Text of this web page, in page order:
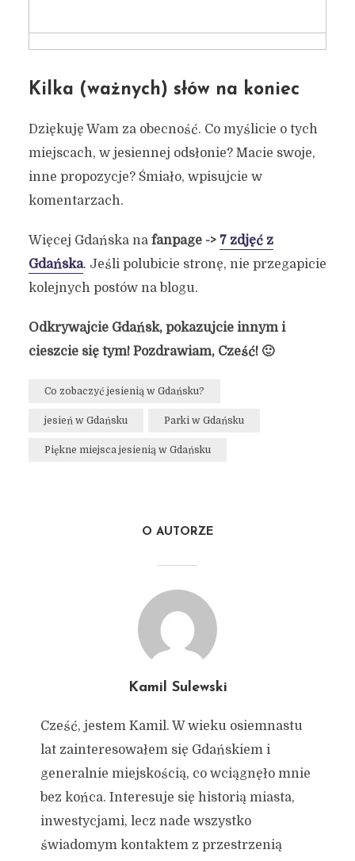
Kilka (ważnych) słów na koniec
Dziękuję Wam za obecność. Co myślicie o tych
miejscach, w jesiennej odsłonie? Macie swoje,
inne propozycje? Śmiało, wpisujcie w
komentarzach.
Więcej Gdańska na fanpage -> 7 zdjęć z
Gdańska. Jeśli polubicie stronę, nie przegapicie
kolejnych postów na blogu.
Odkrywajcie Gdańsk, pokazujcie innym i
cieszcie się tym! Pozdrawiam, Cześć! 🙂
Co zobaczyć jesienią w Gdańsku?
jesień w Gdańsku Parki w Gdańsku
Piękne miejsca jesienią w Gdańsku
O AUTORZE
Kamil Sulewski
Cześć, jestem Kamil. W wieku osiemnastu
lat zainteresowałem się Gdańskiem i
generalnie miejskością, co wciągnęło mnie
bez końca. Interesuje się historią miasta,
inwestycjami, lecz nade wszystko
świadomym kontaktem z przestrzenią